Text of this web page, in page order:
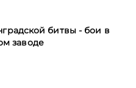
битвы - бои в
заводе